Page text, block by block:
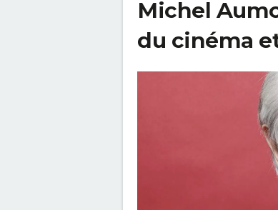
Michel
du cinéma